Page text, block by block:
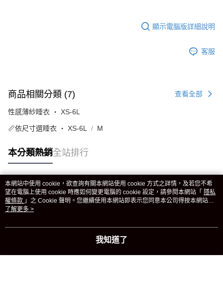
顯示電腦版詳細說明
客服
商品相關分類 (7) 查看全部
性感薄紗睡衣 ‧ XS-6L
📏依尺寸選睡衣 ‧ XS-6L M
本分類熱銷全站排行
熱門標籤
本網站中使用 cookie，欲查詢有關本網站使用 cookie 方式之詳情，及若您不希
望在電腦上使用 cookie 時應如何變更電腦的 cookie 設定，請參閱本網站「 隱私
權條款 」之 Cookie 聲明。您繼續使用本網站即表示您同意本公司得按本網站使
用條款之 Cookie 聲明使用 cookie。
了解更多 >
我知道了